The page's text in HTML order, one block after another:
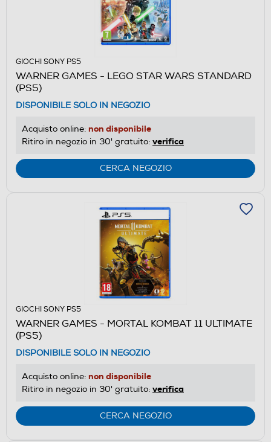
GIOCHI SONY PS5
WARNER GAMES - LEGO STAR WARS STANDARD
(PS5)
DISPONIBILE SOLO IN NEGOZIO
Acquisto online: non disponibile
Ritiro in negozio in 30' gratuito: verifica
CERCA NEGOZIO
GIOCHI SONY PS5
WARNER GAMES - MORTAL KOMBAT 11 ULTIMATE
(PS5)
DISPONIBILE SOLO IN NEGOZIO
Acquisto online: non disponibile
Ritiro in negozio in 30' gratuito: verifica
CERCA NEGOZIO